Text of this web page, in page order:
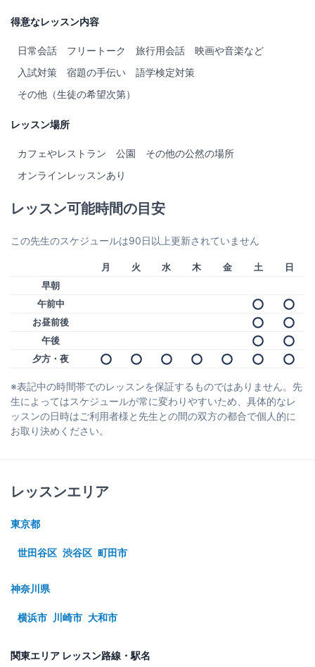
得意なレッスン内容
日常会話 フリートーク 旅行用会話
映画や音楽など
入試対策
宿題の手伝い
語学検定対策
その他（生徒の希望次第）
レッスン場所
カフェやレストラン 公園
その他の公然の場所
オンラインレッスンあり
レッスン可能時間の目安
この先生のスケジュールは90日以上更新されていません
月 火 水 木 金 土
日
早朝
午前中
お昼前後
午後
夕方・夜
※表記中の時間帯でのレッスンを保証するものではありません。先
生によってはスケジュールが常に変わりやすいため、具体的なレ
ッスンの日時はご利用者様と先生との間の双方の都合で個人的に
お取り決めください。
レッスンエリア
東京都
世田谷区 渋谷区 町田市
神奈川県
横浜市 川崎市 大和市
関東エリア レッスン路線・駅名